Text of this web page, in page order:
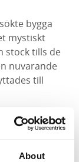
About
bygga
mystiskt
stock tills de
nuvarande
till
stora